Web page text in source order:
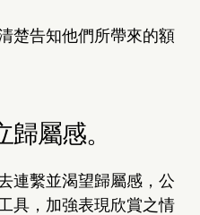
楚告知他們所帶來的額
屬感。
連繫並渴望歸屬感，公
具，加強表現欣賞之情